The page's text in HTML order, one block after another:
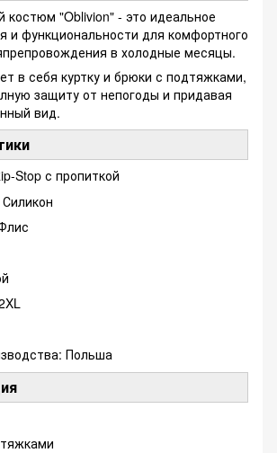
костюм "Oblivion" - это идеальное
и функциональности для комфортного
в холодные месяцы.
в себя куртку и брюки с подтяжками,
защиту от непогоды и придавая
вид.
Stop с пропиткой
Польша